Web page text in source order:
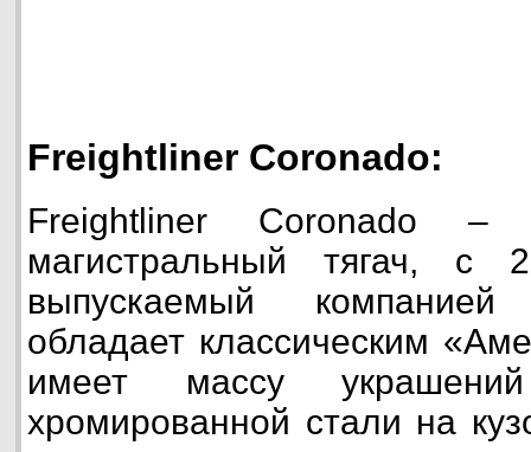
Freightliner Coronado:
Freightliner Coronado –
магистральный тягач, с
выпускаемый
обладает классическим
имеет массу
хромированной стали на